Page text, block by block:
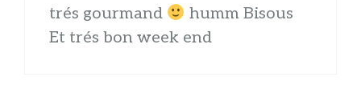
trés gourmand
humm Bisous
Et trés bon week end